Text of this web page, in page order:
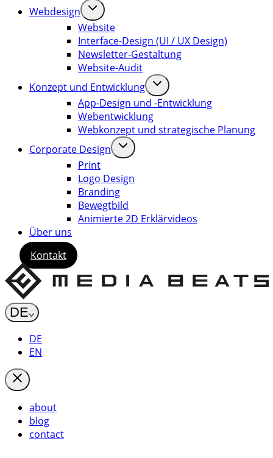
Webdesign
Website
Interface-Design (UI / UX Design)
Newsletter-Gestaltung
Website-Audit
Konzept und Entwicklung
App-Design und -Entwicklung
Webentwicklung
Webkonzept und strategische Planung
Corporate Design
Print
Logo Design
Branding
Bewegtbild
Animierte 2D Erklärvideos
Über uns
Kontakt
DE
DE
EN
about
blog
contact